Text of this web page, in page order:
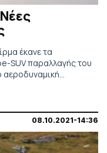
έκανε τα
SUV παραλλαγής του
αεροδυναμική
αυτονομία,
08.10.2021-14:36